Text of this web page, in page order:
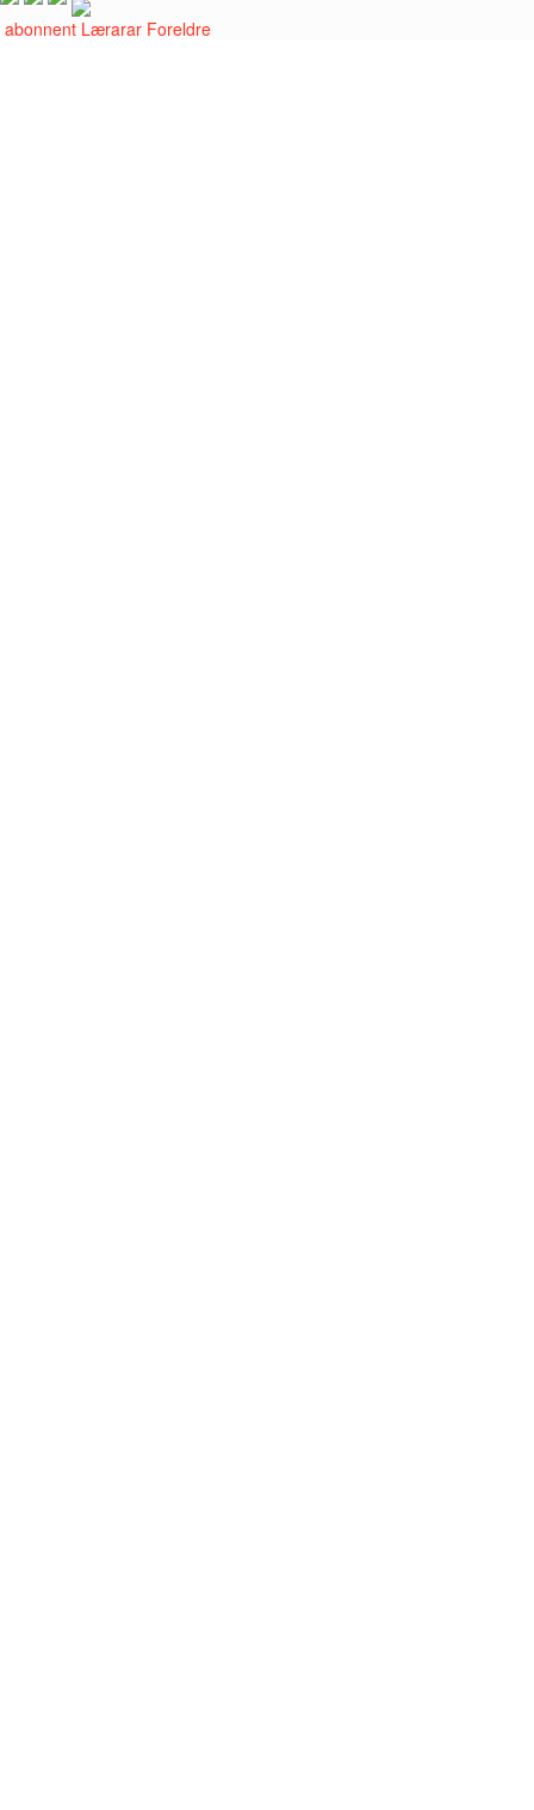
abonnent Lærarar Foreldre